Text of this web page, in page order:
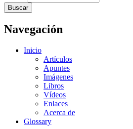
Navegación
Inicio
Artículos
Apuntes
Imágenes
Libros
Vídeos
Enlaces
Acerca de
Glossary